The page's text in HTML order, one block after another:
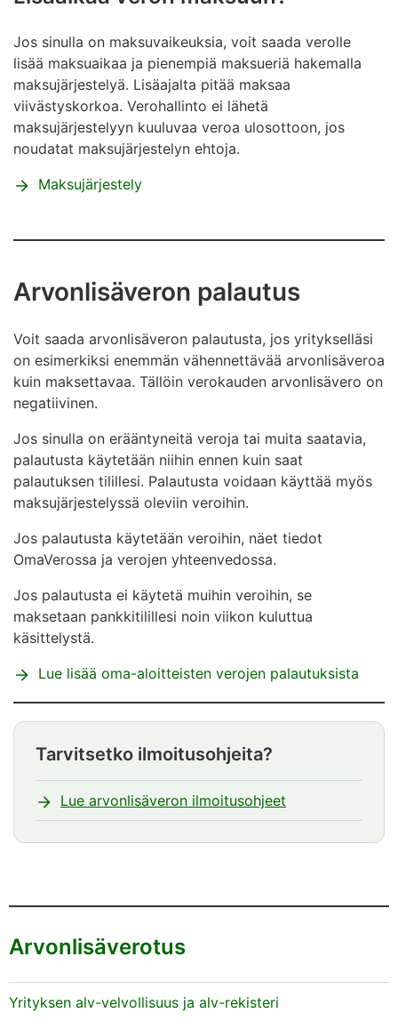
Jos sinulla on maksuvaikeuksia, voit saada verolle
lisää maksuaikaa ja pienempiä maksueriä hakemalla
maksujärjestelyä. Lisäajalta pitää maksaa
viivästyskorkoa. Verohallinto ei lähetä
maksujärjestelyyn kuuluvaa veroa ulosottoon, jos
noudatat maksujärjestelyn ehtoja.
Maksujärjestely
Arvonlisäveron palautus
Voit saada arvonlisäveron palautusta, jos yritykselläsi
on esimerkiksi enemmän vähennettävää arvonlisäveroa
kuin maksettavaa. Tällöin verokauden arvonlisävero on
negatiivinen.
Jos sinulla on erääntyneitä veroja tai muita saatavia,
palautusta käytetään niihin ennen kuin saat
palautuksen tilillesi. Palautusta voidaan käyttää myös
maksujärjestelyssä oleviin veroihin.
Jos palautusta käytetään veroihin, näet tiedot
OmaVerossa ja verojen yhteenvedossa.
Jos palautusta ei käytetä muihin veroihin, se
maksetaan pankkitilillesi noin viikon kuluttua
käsittelystä.
Lue lisää oma-aloitteisten verojen palautuksista
Huomio
Tarvitsetko ilmoitusohjeita?
Lue arvonlisäveron ilmoitusohjeet
Arvonlisäverotus
Yrityksen alv-velvollisuus ja alv-rekisteri